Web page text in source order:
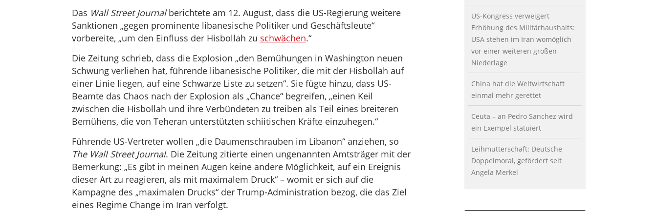
Das Wall Street Journalberichtete am 12. August, dass die US-Regierung weitere
Sanktionen „gegen prominente libanesische Politiker und Geschäftsleute“
vorbereite, „um den Einfluss der Hisbollah zu schwächen.“
Die Zeitung schrieb, dass die Explosion „den Bemühungen in Washington neuen
Schwung verliehen hat, führende libanesische Politiker, die mit der Hisbollah auf
einer Linie liegen, auf eine Schwarze Liste zu setzen“. Sie fügte hinzu, dass US-
Beamte das Chaos nach der Explosion als „Chance“ begreifen, „einen Keil
zwischen die Hisbollah und ihre Verbündeten zu treiben als Teil eines breiteren
Bemühens, die von Teheran unterstützten schiitischen Kräfte einzuhegen.“
Führende US-Vertreter wollen „die Daumenschrauben im Libanon“ anziehen, so
The Wall Street Journal. Die Zeitung zitierte einen ungenannten Amtsträger mit der
Bemerkung: „Es gibt in meinen Augen keine andere Möglichkeit, auf ein Ereignis
dieser Art zu reagieren, als mit maximalem Druck“ – womit er sich auf die
Kampagne des „maximalen Drucks“ der Trump-Administration bezog, die das Ziel
eines Regime Change im Iran verfolgt.
US-Kongress verweigert
Erhöhung des Militärhaushalts:
USA stehen im Iran womöglich
vor einer weiteren großen
Niederlage
China hat die Weltwirtschaft
einmal mehr gerettet
Ceuta – an Pedro Sanchez wird
ein Exempel statuiert
Leihmutterschaft: Deutsche
Doppelmoral, gefördert seit
Angela Merkel